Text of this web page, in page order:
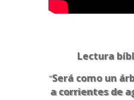
Lectura
“Será como un
a corrientes de